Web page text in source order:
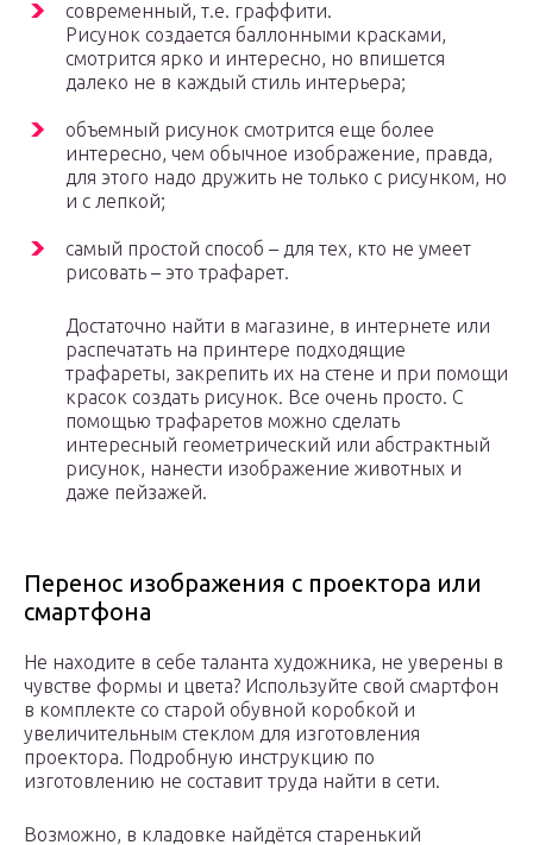
современный, т.е. граффити.
Рисунок создается баллонными красками,
смотрится ярко и интересно, но впишется
далеко не в каждый стиль интерьера;
объемный рисунок смотрится еще более
интересно, чем обычное изображение, правда,
для этого надо дружить не только с рисунком, но
и с лепкой;
самый простой способ – для тех, кто не умеет
рисовать – это трафарет.
Достаточно найти в магазине, в интернете или
распечатать на принтере подходящие
трафареты, закрепить их на стене и при помощи
красок создать рисунок. Все очень просто. С
помощью трафаретов можно сделать
интересный геометрический или абстрактный
рисунок, нанести изображение животных и
даже пейзажей.
Перенос изображения c проектора или
смартфона
Не находите в себе таланта художника, не уверены в
чувстве формы и цвета? Используйте свой смартфон
в комплекте со старой обувной коробкой и
увеличительным стеклом для изготовления
проектора. Подробную инструкцию по
изготовлению не составит труда найти в сети.
Возможно, в кладовке найдётся старенький